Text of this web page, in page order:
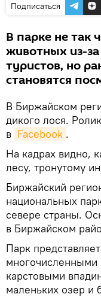
Подписаться
В парке не так
животных из-
туристов, но
становятся
В Биржайском
дикого лося.
в Facebook .
На кадрах видно,
лесу, тронутому
Биржайский
национальных
севере страны.
в Биржайском
Парк
многочисленными
карстовыми
маленьких озер и